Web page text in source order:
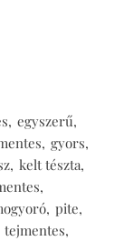
egyszerű
gyors
kelt tészta
pite
tejmentes